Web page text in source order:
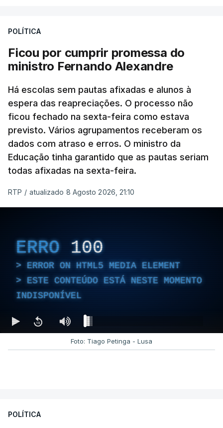
POLÍTICA
Ficou por cumprir promessa do
ministro Fernando Alexandre
Há escolas sem pautas afixadas e alunos à
espera das reapreciações. O processo não
ficou fechado na sexta-feira como estava
previsto. Vários agrupamentos receberam os
dados com atraso e erros. O ministro da
Educação tinha garantido que as pautas seriam
todas afixadas na sexta-feira.
RTP / atualizado 8 Agosto 2026, 21:10
ERRO 100
ERROR ON HTML5 MEDIA ELEMENT
ESTE CONTEÚDO ESTÁ NESTE MOMENTO
INDISPONÍVEL
Foto: Tiago Petinga - Lusa
POLÍTICA